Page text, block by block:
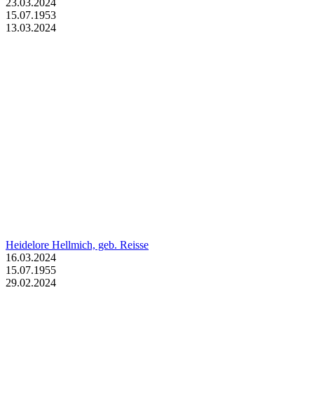
23.03.2024
15.07.1953
13.03.2024
Heidelore Hellmich, geb. Reisse
16.03.2024
15.07.1955
29.02.2024